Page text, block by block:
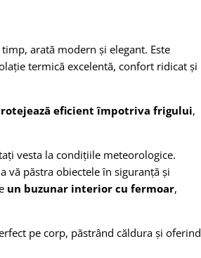
arată modern și elegant. Este
termică excelentă, confort ridicat și
eficient împotriva frigului,
vesta la condițiile meteorologice.
vă păstra obiectele în siguranță și
un buzunar interior cu fermoar,
pe corp, păstrând căldura și oferind